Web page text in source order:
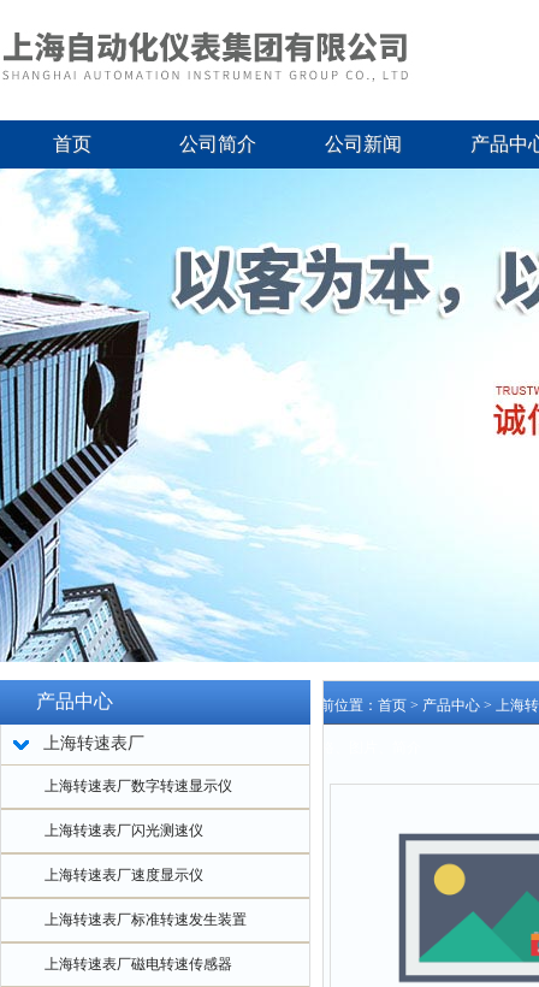
首页 公司简介 公司新闻 产品中
产品中心
上海转速表厂
上海转速表厂数字转速显示仪
上海转速表厂闪光测速仪
上海转速表厂速度显示仪
上海转速表厂标准转速发生装置
上海转速表厂磁电转速传感器
当前位置： 首页 > 产品中心 > 上海